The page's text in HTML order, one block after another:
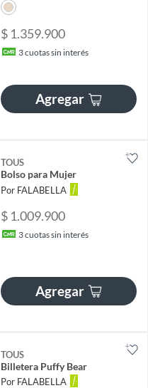
$ 1.359.900
3cuotas sin interés
Agregar
TOUS
Bolso para Mujer
Por FALABELLA
$ 1.009.900
3cuotas sin interés
Agregar
TOUS
Billetera Puffy Bear
Por FALABELLA